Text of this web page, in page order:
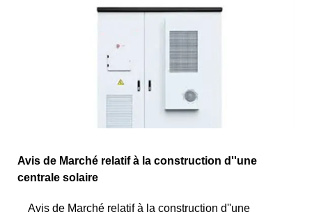
Avis de Marché relatif à la construction d''une
centrale solaire
Avis de Marché relatif à la construction d''une